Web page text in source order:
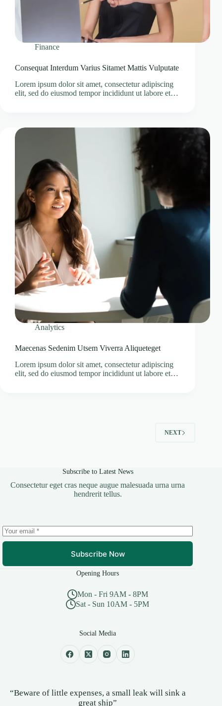
Finance
Consequat Interdum Varius Sitamet Mattis Vulputate
Lorem ipsum dolor sit amet, consectetur adipiscing
elit, sed do eiusmod tempor incididunt ut labore et…
Analytics
Maecenas Sedenim Utsem Viverra Aliqueteget
Lorem ipsum dolor sit amet, consectetur adipiscing
elit, sed do eiusmod tempor incididunt ut labore et…
NEXT
Subscribe to Latest News
Consectetur eget cras neque augue malesuada urna urna
hendrerit tellus.
Subscribe Now
Opening Hours
Mon - Fri 9AM - 8PM
Sat - Sun 10AM - 5PM
Social Media
“Beware of little expenses, a small leak will sink a
great ship”